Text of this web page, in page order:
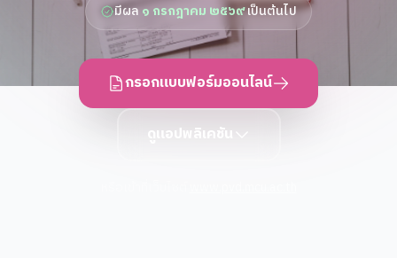
มีผล๑ กรกฎาคม ๒๕๖๙เป็นต้นไป
กรอกแบบฟอร์มออนไลน์
ดูแอปพลิเคชัน